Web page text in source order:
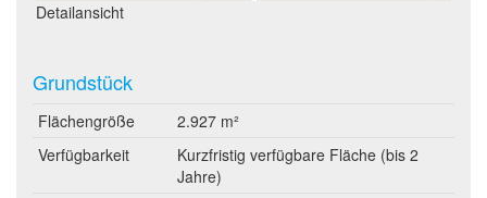
Detailansicht
Grundstück
Flächengröße
2.927 m²
Verfügbarkeit
Kurzfristig verfügbare Fläche (bis 2
Jahre)